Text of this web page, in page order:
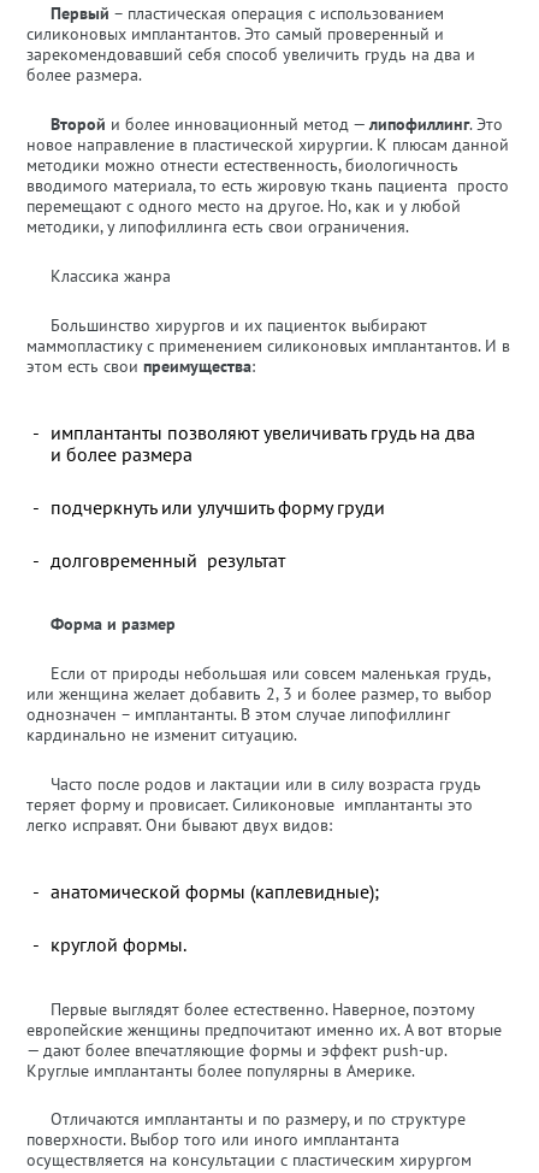
Первый – пластическая операция с использованием
силиконовых имплантантов. Это самый проверенный и
зарекомендовавший себя способ увеличить грудь на два и
более размера.
Второй и более инновационный метод —липофиллинг. Это
новое направление в пластической хирургии. К плюсам данной
методики можно отнести естественность, биологичность
вводимого материала, то есть жировую ткань пациента просто
перемещают с одного место на другое. Но, как и у любой
методики, у липофиллинга есть свои ограничения.
Классика жанра
Большинство хирургов и их пациенток выбирают
маммопластику с применениемсиликоновых имплантантов. И в
этом есть своипреимущества:
имплантанты позволяют увеличивать грудь на два
и более размера
подчеркнуть или улучшить форму груди
долговременный результат
Форма и размер
Если от природы небольшая или совсем маленькая грудь,
или женщина желает добавить 2, 3 и более размер, то выбор
однозначен – имплантанты. В этом случае липофиллинг
кардинально не изменит ситуацию.
Часто после родов и лактации или в силу возраста грудь
теряет форму и провисает. Силиконовые имплантанты это
легко исправят. Они бывают двух видов:
анатомической формы (каплевидные);
круглой формы.
Первые выглядят более естественно. Наверное, поэтому
европейские женщины предпочитают именно их. А вот вторые
— дают более впечатляющие формы и эффект push-up.
Круглые имплантанты более популярны в Америке.
Отличаются имплантанты и по размеру, и по структуре
поверхности. Выбор того или иного имплантанта
осуществляется на консультации с пластическим хирургом